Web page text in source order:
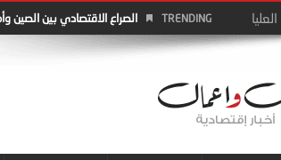
TRENDING الصراع الاقتصادي بين الصين